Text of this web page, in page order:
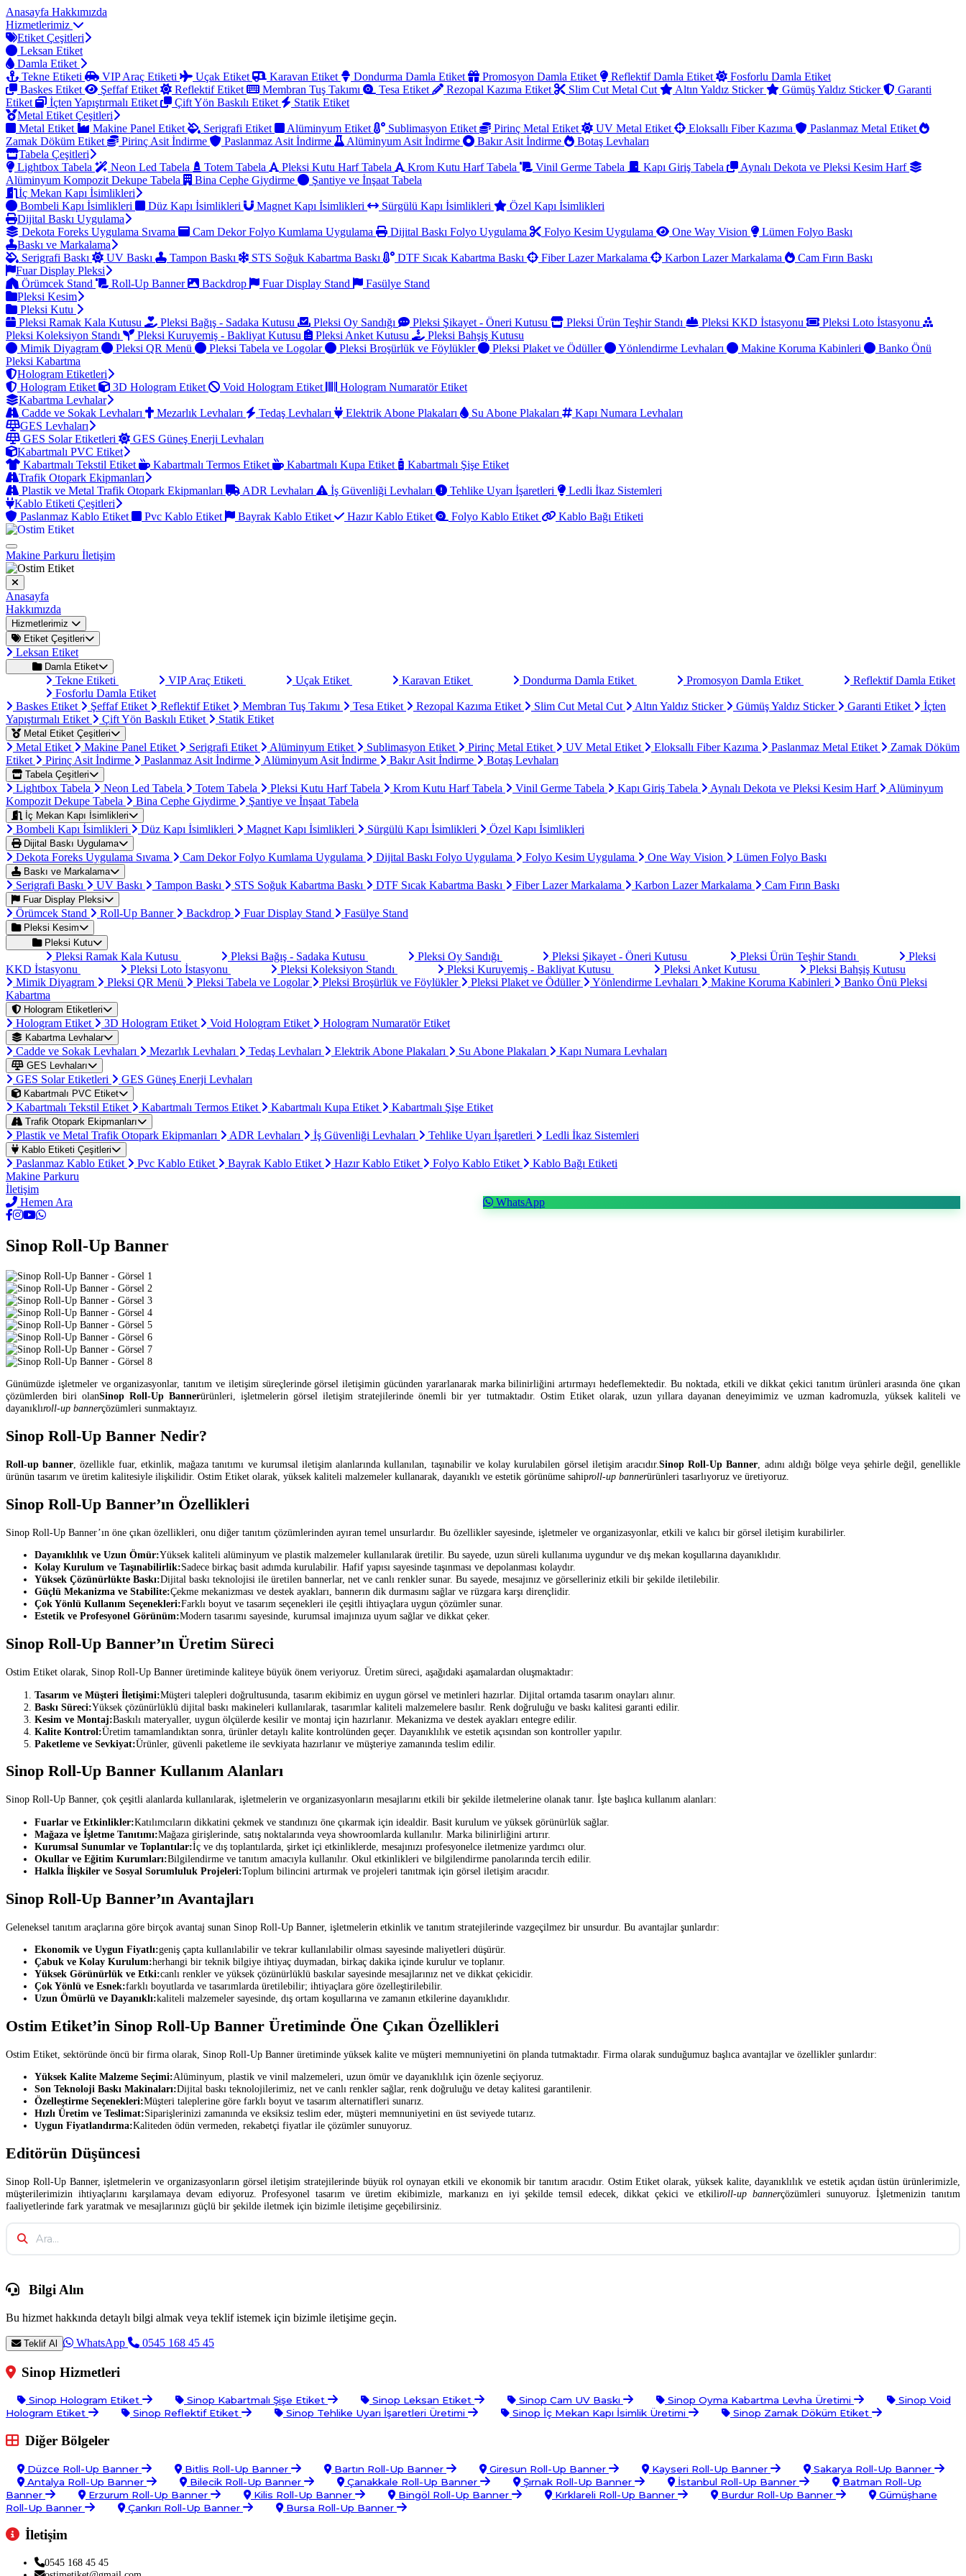
Anasayfa Hakkımızda
Hizmetlerimiz
Etiket Çeşitleri
Leksan Etiket
Damla Etiket
Tekne Etiketi
VIP Araç Etiketi Uçak Etiket Karavan Etiket Dondurma Damla Etiket Promosyon Damla Etiket Reflektif Damla Etiket
Fosforlu Damla Etiket
Baskes Etiket
Şeffaf Etiket Reflektif Etiket Membran Tuş Takımı Tesa Etiket Rezopal Kazıma Etiket Slim Cut Metal Cut Altın Yaldız Sticker Gümüş Yaldız Sticker
Garanti
Etiket
İçten Yapıştırmalı Etiket Çift Yön Baskılı Etiket
Statik Etiket
Metal Etiket Çeşitleri
Metal Etiket
Makine Panel Etiket Serigrafi Etiket Alüminyum Etiket Sublimasyon Etiket Pirinç Metal Etiket UV Metal Etiket Eloksallı Fiber Kazıma
Paslanmaz Metal Etiket
Zamak Döküm Etiket
Pirinç Asit İndirme Paslanmaz Asit İndirme Alüminyum Asit İndirme Bakır Asit İndirme
Botaş Levhaları
Tabela Çeşitleri
Lightbox Tabela
Neon Led Tabela Totem Tabela Pleksi Kutu Harf Tabela Krom Kutu Harf Tabela Vinil Germe Tabela Kapı Giriş Tabela
Aynalı Dekota ve Pleksi Kesim Harf
Alüminyum Kompozit Dekupe Tabela
Bina Cephe Giydirme
Şantiye ve İnşaat Tabela
İç Mekan Kapı İsimlikleri
Bombeli Kapı İsimlikleri
Düz Kapı İsimlikleri Magnet Kapı İsimlikleri Sürgülü Kapı İsimlikleri
Özel Kapı İsimlikleri
Dijital Baskı Uygulama
Dekota Foreks Uygulama Sıvama
Cam Dekor Folyo Kumlama Uygulama Dijital Baskı Folyo Uygulama Folyo Kesim Uygulama One Way Vision
Lümen Folyo Baskı
Baskı ve Markalama
Serigrafi Baskı
UV Baskı Tampon Baskı STS Soğuk Kabartma Baskı DTF Sıcak Kabartma Baskı Fiber Lazer Markalama Karbon Lazer Markalama
Cam Fırın Baskı
Fuar Display Pleksi
Örümcek Stand
Roll-Up Banner Backdrop Fuar Display Stand
Fasülye Stand
Pleksi Kesim
Pleksi Kutu
Pleksi Ramak Kala Kutusu
Pleksi Bağış - Sadaka Kutusu Pleksi Oy Sandığı Pleksi Şikayet - Öneri Kutusu Pleksi Ürün Teşhir Standı Pleksi KKD İstasyonu
Pleksi Loto İstasyonu
Pleksi Koleksiyon Standı
Pleksi Kuruyemiş - Bakliyat Kutusu Pleksi Anket Kutusu
Pleksi Bahşiş Kutusu
Mimik Diyagram
Pleksi QR Menü Pleksi Tabela ve Logolar Pleksi Broşürlük ve Föylükler Pleksi Plaket ve Ödüller Yönlendirme Levhaları Makine Koruma Kabinleri
Banko Önü
Pleksi Kabartma
Hologram Etiketleri
Hologram Etiket
3D Hologram Etiket Void Hologram Etiket
Hologram Numaratör Etiket
Kabartma Levhalar
Cadde ve Sokak Levhaları
Mezarlık Levhaları Tedaş Levhaları Elektrik Abone Plakaları Su Abone Plakaları
Kapı Numara Levhaları
GES Levhaları
GES Solar Etiketleri
GES Güneş Enerji Levhaları
Kabartmalı PVC Etiket
Kabartmalı Tekstil Etiket
Kabartmalı Termos Etiket Kabartmalı Kupa Etiket
Kabartmalı Şişe Etiket
Trafik Otopark Ekipmanları
Plastik ve Metal Trafik Otopark Ekipmanları
ADR Levhaları İş Güvenliği Levhaları Tehlike Uyarı İşaretleri
Ledli İkaz Sistemleri
Kablo Etiketi Çeşitleri
Paslanmaz Kablo Etiket
Pvc Kablo Etiket Bayrak Kablo Etiket Hazır Kablo Etiket Folyo Kablo Etiket Kablo Bağı Etiketi
Makine Parkuru İletişim
Anasayfa
Hakkımızda
Hizmetlerimiz
Etiket Çeşitleri
Leksan Etiket
Damla Etiket
Tekne Etiketi VIP Araç Etiketi Uçak Etiket Karavan Etiket Dondurma Damla Etiket Promosyon Damla Etiket
Reflektif Damla Etiket
Fosforlu Damla Etiket
Baskes Etiket
Şeffaf Etiket Reflektif Etiket Membran Tuş Takımı Tesa Etiket Rezopal Kazıma Etiket Slim Cut Metal Cut Altın Yaldız Sticker Gümüş Yaldız Sticker Garanti Etiket
İçten
Yapıştırmalı Etiket
Çift Yön Baskılı Etiket Statik Etiket
Metal Etiket Çeşitleri
Metal Etiket Makine Panel Etiket Serigrafi Etiket Alüminyum Etiket Sublimasyon Etiket Pirinç Metal Etiket UV Metal Etiket Eloksallı Fiber Kazıma Paslanmaz Metal Etiket
Zamak Döküm
Etiket
Pirinç Asit İndirme Paslanmaz Asit İndirme Alüminyum Asit İndirme Bakır Asit İndirme Botaş Levhaları
Tabela Çeşitleri
Lightbox Tabela Neon Led Tabela Totem Tabela Pleksi Kutu Harf Tabela Krom Kutu Harf Tabela Vinil Germe Tabela Kapı Giriş Tabela Aynalı Dekota ve Pleksi Kesim Harf
Alüminyum
Kompozit Dekupe Tabela
Bina Cephe Giydirme Şantiye ve İnşaat Tabela
İç Mekan Kapı İsimlikleri
Bombeli Kapı İsimlikleri Düz Kapı İsimlikleri Magnet Kapı İsimlikleri Sürgülü Kapı İsimlikleri Özel Kapı İsimlikleri
Dijital Baskı Uygulama
Dekota Foreks Uygulama Sıvama Cam Dekor Folyo Kumlama Uygulama Dijital Baskı Folyo Uygulama Folyo Kesim Uygulama One Way Vision Lümen Folyo Baskı
Baskı ve Markalama
Serigrafi Baskı UV Baskı Tampon Baskı STS Soğuk Kabartma Baskı DTF Sıcak Kabartma Baskı Fiber Lazer Markalama Karbon Lazer Markalama Cam Fırın Baskı
Fuar Display Pleksi
Örümcek Stand Roll-Up Banner Backdrop Fuar Display Stand Fasülye Stand
Pleksi Kesim
Pleksi Kutu
Pleksi Ramak Kala Kutusu Pleksi Bağış - Sadaka Kutusu Pleksi Oy Sandığı Pleksi Şikayet - Öneri Kutusu Pleksi Ürün Teşhir Standı
Pleksi
KKD İstasyonu
Pleksi Loto İstasyonu Pleksi Koleksiyon Standı Pleksi Kuruyemiş - Bakliyat Kutusu Pleksi Anket Kutusu
Pleksi Bahşiş Kutusu
Mimik Diyagram
Pleksi QR Menü Pleksi Tabela ve Logolar Pleksi Broşürlük ve Föylükler Pleksi Plaket ve Ödüller Yönlendirme Levhaları Makine Koruma Kabinleri
Banko Önü Pleksi
Kabartma
Hologram Etiketleri
Hologram Etiket 3D Hologram Etiket Void Hologram Etiket Hologram Numaratör Etiket
Kabartma Levhalar
Cadde ve Sokak Levhaları Mezarlık Levhaları Tedaş Levhaları Elektrik Abone Plakaları Su Abone Plakaları Kapı Numara Levhaları
GES Levhaları
GES Solar Etiketleri GES Güneş Enerji Levhaları
Kabartmalı PVC Etiket
Kabartmalı Tekstil Etiket Kabartmalı Termos Etiket Kabartmalı Kupa Etiket Kabartmalı Şişe Etiket
Trafik Otopark Ekipmanları
Plastik ve Metal Trafik Otopark Ekipmanları ADR Levhaları İş Güvenliği Levhaları Tehlike Uyarı İşaretleri Ledli İkaz Sistemleri
Kablo Etiketi Çeşitleri
Paslanmaz Kablo Etiket Pvc Kablo Etiket Bayrak Kablo Etiket Hazır Kablo Etiket Folyo Kablo Etiket
Kablo Bağı Etiketi
Makine Parkuru
İletişim
Hemen Ara
WhatsApp
Sinop Roll-Up Banner
Günümüzde işletmeler ve organizasyonlar, tanıtım ve iletişim süreçlerinde görsel iletişimin gücünden yararlanarak marka bilinirliğini artırmayı hedeflemektedir. Bu noktada, etkili ve dikkat çekici tanıtım ürünleri arasında öne çıkan
çözümlerden biri olanSinop Roll-Up Bannerürünleri, işletmelerin görsel iletişim stratejilerinde önemli bir yer tutmaktadır. Ostim Etiket olarak, uzun yıllara dayanan deneyimimiz ve uzman kadromuzla, yüksek kaliteli ve
dayanıklıroll-up bannerçözümleri sunmaktayız.
Sinop Roll-Up Banner Nedir?
Roll-up banner , özellikle fuar, etkinlik, mağaza tanıtımı ve kurumsal iletişim alanlarında kullanılan, taşınabilir ve kolay kurulabilen görsel iletişim aracıdır.Sinop Roll-Up Banner , adını aldığı bölge veya şehirle değil, genellikle
ürünün tasarım ve üretim kalitesiyle ilişkilidir. Ostim Etiket olarak, yüksek kaliteli malzemeler kullanarak, dayanıklı ve estetik görünüme sahiproll-up bannerürünleri tasarlıyoruz ve üretiyoruz.
Sinop Roll-Up Banner’ın Özellikleri
Sinop Roll-Up Banner’ın öne çıkan özellikleri, onu diğer tanıtım çözümlerinden ayıran temel unsurlardır. Bu özellikler sayesinde, işletmeler ve organizasyonlar, etkili ve kalıcı bir görsel iletişim kurabilirler.
Dayanıklılık ve Uzun Ömür:Yüksek kaliteli alüminyum ve plastik malzemeler kullanılarak üretilir. Bu sayede, uzun süreli kullanıma uygundur ve dış mekan koşullarına dayanıklıdır.
Kolay Kurulum ve Taşınabilirlik:Sadece birkaç basit adımda kurulabilir. Hafif yapısı sayesinde taşınması ve depolanması kolaydır.
Yüksek Çözünürlükte Baskı:Dijital baskı teknolojisi ile üretilen bannerlar, net ve canlı renkler sunar. Bu sayede, mesajınız ve görselleriniz etkili bir şekilde iletilebilir.
Güçlü Mekanizma ve Stabilite:Çekme mekanizması ve destek ayakları, bannerın dik durmasını sağlar ve rüzgara karşı dirençlidir.
Çok Yönlü Kullanım Seçenekleri:Farklı boyut ve tasarım seçenekleri ile çeşitli ihtiyaçlara uygun çözümler sunar.
Estetik ve Profesyonel Görünüm:Modern tasarımı sayesinde, kurumsal imajınıza uyum sağlar ve dikkat çeker.
Sinop Roll-Up Banner’ın Üretim Süreci
Ostim Etiket olarak, Sinop Roll-Up Banner üretiminde kaliteye büyük önem veriyoruz. Üretim süreci, aşağıdaki aşamalardan oluşmaktadır:
Tasarım ve Müşteri İletişimi:Müşteri talepleri doğrultusunda, tasarım ekibimiz en uygun görsel ve metinleri hazırlar. Dijital ortamda tasarım onayları alınır.
Baskı Süreci:Yüksek çözünürlüklü dijital baskı makineleri kullanılarak, tasarımlar kaliteli malzemelere basılır. Renk doğruluğu ve baskı kalitesi garanti edilir.
Kesim ve Montaj:Baskılı materyaller, uygun ölçülerde kesilir ve montaj için hazırlanır. Mekanizma ve destek ayakları entegre edilir.
Kalite Kontrol:Üretim tamamlandıktan sonra, ürünler detaylı kalite kontrolünden geçer. Dayanıklılık ve estetik açısından son kontroller yapılır.
Paketleme ve Sevkiyat:Ürünler, güvenli paketleme ile sevkiyata hazırlanır ve müşteriye zamanında teslim edilir.
Sinop Roll-Up Banner Kullanım Alanları
Sinop Roll-Up Banner, çok çeşitli alanlarda kullanılarak, işletmelerin ve organizasyonların mesajlarını etkili bir şekilde iletmelerine olanak tanır. İşte başlıca kullanım alanları:
Fuarlar ve Etkinlikler:Katılımcıların dikkatini çekmek ve standınızı öne çıkarmak için idealdir. Basit kurulum ve yüksek görünürlük sağlar.
Mağaza ve İşletme Tanıtımı:Mağaza girişlerinde, satış noktalarında veya showroomlarda kullanılır. Marka bilinirliğini artırır.
Kurumsal Sunumlar ve Toplantılar:İç ve dış toplantılarda, şirket içi etkinliklerde, mesajınızı profesyonelce iletmenize yardımcı olur.
Okullar ve Eğitim Kurumları:Bilgilendirme ve tanıtım amacıyla kullanılır. Okul etkinlikleri ve bilgilendirme panolarında tercih edilir.
Halkla İlişkiler ve Sosyal Sorumluluk Projeleri:Toplum bilincini artırmak ve projeleri tanıtmak için görsel iletişim aracıdır.
Sinop Roll-Up Banner’ın Avantajları
Geleneksel tanıtım araçlarına göre birçok avantaj sunan Sinop Roll-Up Banner, işletmelerin etkinlik ve tanıtım stratejilerinde vazgeçilmez bir unsurdur. Bu avantajlar şunlardır:
Ekonomik ve Uygun Fiyatlı:geniş çapta kullanılabilir ve tekrar kullanılabilir olması sayesinde maliyetleri düşürür.
Çabuk ve Kolay Kurulum:herhangi bir teknik bilgiye ihtiyaç duymadan, birkaç dakika içinde kurulur ve toplanır.
Yüksek Görünürlük ve Etki:canlı renkler ve yüksek çözünürlüklü baskılar sayesinde mesajlarınız net ve dikkat çekicidir.
Çok Yönlü ve Esnek:farklı boyutlarda ve tasarımlarda üretilebilir; ihtiyaçlara göre özelleştirilebilir.
Uzun Ömürlü ve Dayanıklı:kaliteli malzemeler sayesinde, dış ortam koşullarına ve zamanın etkilerine dayanıklıdır.
Ostim Etiket’in Sinop Roll-Up Banner Üretiminde Öne Çıkan Özellikleri
Ostim Etiket, sektöründe öncü bir firma olarak, Sinop Roll-Up Banner üretiminde yüksek kalite ve müşteri memnuniyetini ön planda tutmaktadır. Firma olarak sunduğumuz başlıca avantajlar ve özellikler şunlardır:
Yüksek Kalite Malzeme Seçimi:Alüminyum, plastik ve vinil malzemeleri, uzun ömür ve dayanıklılık için özenle seçiyoruz.
Son Teknoloji Baskı Makinaları:Dijital baskı teknolojilerimiz, net ve canlı renkler sağlar, renk doğruluğu ve detay kalitesi garantilenir.
Özelleştirme Seçenekleri:Müşteri taleplerine göre farklı boyut ve tasarım alternatifleri sunarız.
Hızlı Üretim ve Teslimat:Siparişlerinizi zamanında ve eksiksiz teslim eder, müşteri memnuniyetini en üst seviyede tutarız.
Uygun Fiyatlandırma:Kaliteden ödün vermeden, rekabetçi fiyatlar ile çözümler sunuyoruz.
Editörün Düşüncesi
Sinop Roll-Up Banner, işletmelerin ve organizasyonların görsel iletişim stratejilerinde büyük rol oynayan etkili ve ekonomik bir tanıtım aracıdır. Ostim Etiket olarak, yüksek kalite, dayanıklılık ve estetik açıdan üstün ürünlerimizle,
müşterilerimizin ihtiyaçlarını karşılamaya devam ediyoruz. Profesyonel tasarım ve üretim ekibimizle, markanızı en iyi şekilde temsil edecek, dikkat çekici ve etkiliroll-up bannerçözümleri sunuyoruz. İşletmenizin tanıtım
faaliyetlerinde fark yaratmak ve mesajlarınızı güçlü bir şekilde iletmek için bizimle iletişime geçebilirsiniz.
Bilgi Alın
Bu hizmet hakkında detaylı bilgi almak veya teklif istemek için bizimle iletişime geçin.
Teklif Al WhatsApp 0545 168 45 45
Sinop Hizmetleri
Sinop Hologram Etiket Sinop Kabartmalı Şişe Etiket Sinop Leksan Etiket Sinop Cam UV Baskı Sinop Oyma Kabartma Levha Üretimi
Sinop Void
Hologram Etiket
Sinop Reflektif Etiket Sinop Tehlike Uyarı İşaretleri Üretimi Sinop İç Mekan Kapı İsimlik Üretimi Sinop Zamak Döküm Etiket
Diğer Bölgeler
Düzce Roll-Up Banner Bitlis Roll-Up Banner Bartın Roll-Up Banner Giresun Roll-Up Banner Kayseri Roll-Up Banner
Sakarya Roll-Up Banner
Antalya Roll-Up Banner
Bilecik Roll-Up Banner Çanakkale Roll-Up Banner Şırnak Roll-Up Banner İstanbul Roll-Up Banner
Batman Roll-Up
Banner
Erzurum Roll-Up Banner Kilis Roll-Up Banner Bingöl Roll-Up Banner Kırklareli Roll-Up Banner Burdur Roll-Up Banner
Gümüşhane
Roll-Up Banner
Çankırı Roll-Up Banner Bursa Roll-Up Banner
İletişim
0545 168 45 45